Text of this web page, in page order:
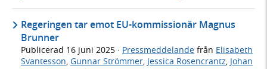
Regeringen tar emot EU-kommissionär Magnus
Brunner
Publicerad 16 juni 2025 · Pressmeddelande från Elisabeth
Svantesson, Gunnar Strömmer, Jessica Rosencrantz, Johan